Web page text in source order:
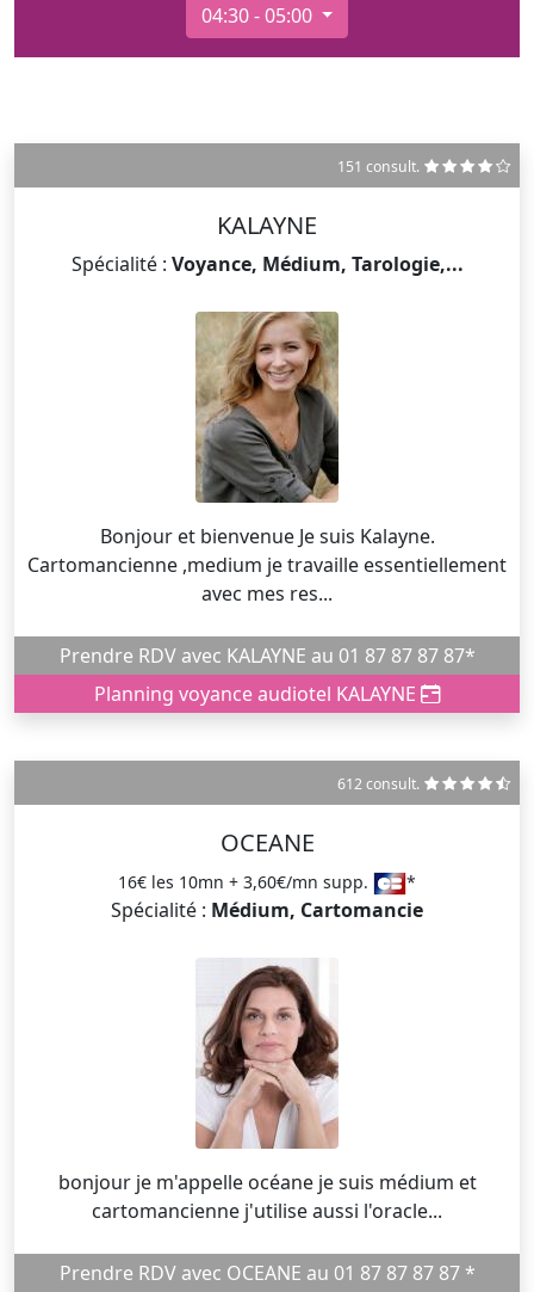
04:30 - 05:00
151 consult.
KALAYNE
Spécialité : Voyance, Médium, Tarologie,...
Bonjour et bienvenue Je suis Kalayne.
Cartomancienne ,medium je travaille essentiellement
avec mes res...
Prendre RDV avec KALAYNE au 01 87 87 87 87*
Planning voyance audiotel KALAYNE
612 consult.
OCEANE
16€ les 10mn + 3,60€/mn supp. *
Spécialité : Médium, Cartomancie
bonjour je m'appelle océane je suis médium et
cartomancienne j'utilise aussi l'oracle...
Prendre RDV avec OCEANE au 01 87 87 87 87 *